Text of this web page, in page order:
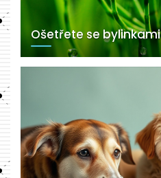
Ošetřete se bylinkami